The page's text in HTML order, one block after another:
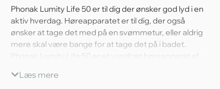
Phonak Lumity Life 50 er til dig der ønsker god lyd i en
aktiv hverdag. Høreapparatet er til dig, der også
ønsker at tage det med på en svømmetur, eller aldrig
mere skal være bange for at tage det på i badet.
Phonak Lumity Life 50 er et vandtæt høreapparat af
velkendte lyd fra Phonak, selv i svære lydmiljøer.
Læs mere